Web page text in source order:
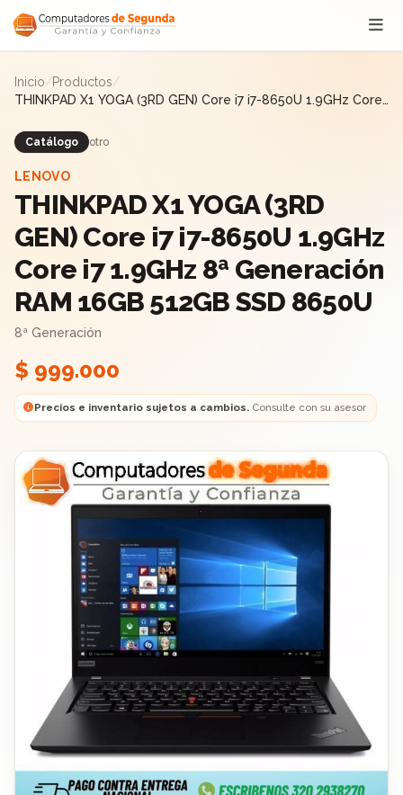
Saltar al contenido
Inicio/Productos/
THINKPAD X1 YOGA (3RD GEN) Core i7 i7-8650U 1.9GHz Core
Catálogo otro
LENOVO
THINKPAD X1 YOGA (3RD
GEN) Core i7 i7-8650U 1.9GHz
Core i7 1.9GHz 8ª Generación
RAM 16GB 512GB SSD 8650U
8ª Generación
$ 999.000
Precios e inventario sujetos a cambios.Consulte con su asesor